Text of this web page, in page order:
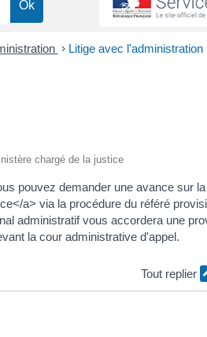
> Litige avec
chargé de la justice
pouvez demander une avance sur
a> via la procédure du référé
administratif vous accordera une
la cour administrative d'appel.
Tout replier